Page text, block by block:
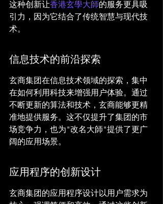
这种创新让香港玄學大師的服务更具吸
引力，因为它结合了传统智慧与现代技
术。
信息技术的前沿探索
玄商集团在信息技术领域的探索，集中
在如何利用科技来增强用户体验。通过
不断更新的算法和技术，玄商能够更精
准地提供服务。这不仅提升了集团的市
场竞争力，也为"改名大師"提供了更广
阔的应用场景。
应用程序的创新设计
玄商集团的应用程序设计以用户需求为